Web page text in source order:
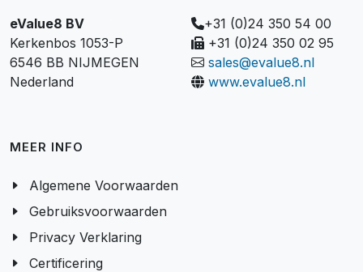
eValue8 BV
Kerkenbos 1053-P
6546 BB NIJMEGEN
Nederland
+31 (0)24 350 54 00
+31 (0)24 350 02 95
sales@evalue8.nl
www.evalue8.nl
MEER INFO
Algemene Voorwaarden
Gebruiksvoorwaarden
Privacy Verklaring
Certificering